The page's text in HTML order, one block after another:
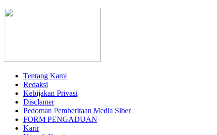
Tentang Kami
Redaksi
Kebijakan Privasi
Disclamer
Pedoman Pemberitaan Media Siber
FORM PENGADUAN
Karir